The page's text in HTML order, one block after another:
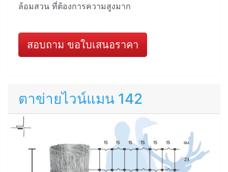
ล้อมสวน ที่ต้องการความสูงมาก
สอบถาม ขอใบเสนอราคา
ตาข่ายไวน์แมน 142